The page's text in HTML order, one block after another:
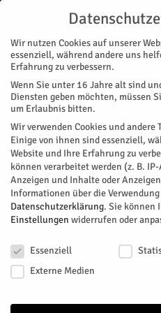
Start Nachrichten Brauchtum 18
NACHRICHTEN BRAUCHTUM
18 Stunden Alaaf
Es ist noch ganz schön frisch
Anne Käthe Breuer Platz in
Bushaltestelle in Sichtweite
über-Null Grad schon buntes
VonDorothée Schenk Februar 28, 2025
Wir nutzen Cookies auf unserer
essenziell, während andere uns
Erfahrung zu verbessern.
Wenn Sie unter 16 Jahre alt sind
Diensten geben möchten, müssen
um Erlaubnis bitten.
Wir verwenden Cookies und
Einige von ihnen sind essenziell,
Website und Ihre Erfahrung zu
können verarbeitet werden (z. B.
Anzeigen und Inhalte oder
Informationen über die
Datenschutzerklärung. Sie können
Einstellungen widerrufen oder
Essenziell
Externe Medien